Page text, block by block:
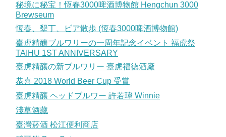
秘境に秘宝！恆春3000啤酒博物館 Hengchun 3000
Brewseum
恆春、墾丁、ビア散歩 (恆春3000啤酒博物館)
臺虎精釀ブルワリーの一周年記念イベント 福虎祭
TAIHU 1ST ANNIVERSARY
臺虎精釀の新ブルワリー 臺虎福徳酒廠
恭喜 2018 World Beer Cup 受賞
臺虎精釀 ヘッドブルワー 許若瑋 Winnie
淺草酒藏
臺灣菸酒 松江便利商店